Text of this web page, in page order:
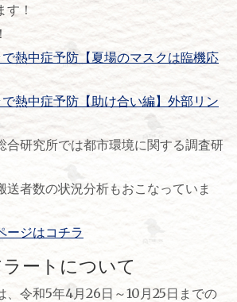
す！
熱中症予防【夏場のマスクは臨機応
熱中症予防【助け合い編】外部リン
合研究所では都市環境に関する調査研
送者数の状況分析もおこなっていま
ージはコチラ
ートについて
令和5年4月26日～10月25日までの